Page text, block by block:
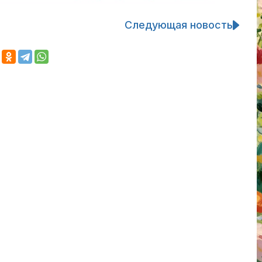
Следующая новость